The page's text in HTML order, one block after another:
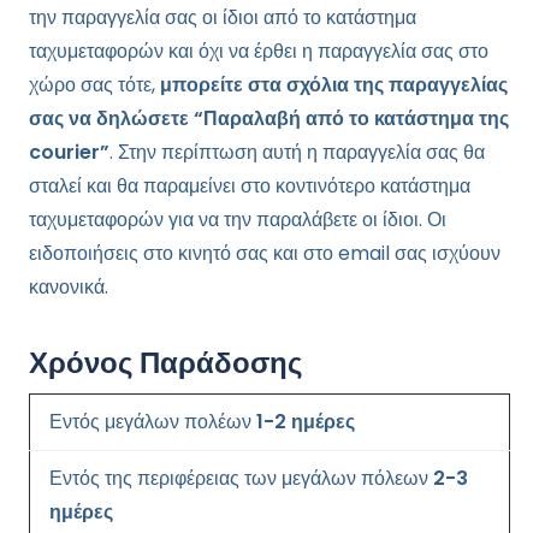
την παραγγελία σας οι ίδιοι από το κατάστημα
ταχυμεταφορών και όχι να έρθει η παραγγελία σας στο
χώρο σας τότε, μπορείτε στα σχόλια της παραγγελίας
σας να δηλώσετε “Παραλαβή από το κατάστημα της
courier”. Στην περίπτωση αυτή η παραγγελία σας θα
σταλεί και θα παραμείνει στο κοντινότερο κατάστημα
ταχυμεταφορών για να την παραλάβετε οι ίδιοι. Οι
ειδοποιήσεις στο κινητό σας και στο email σας ισχύουν
κανονικά.
Χρόνος Παράδοσης
Εντός μεγάλων πολέων1-2 ημέρες
Εντός της περιφέρειας των μεγάλων πόλεων 2-3
ημέρες